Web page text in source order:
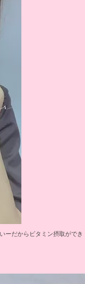
ーだからビタミン摂取ができ